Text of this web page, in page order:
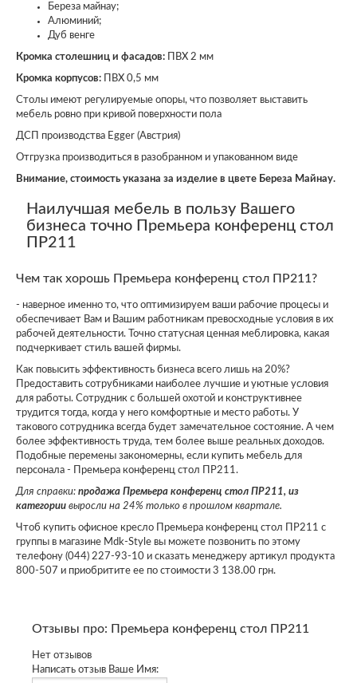
Береза майнау;
Алюминий;
Дуб венге
Кромка столешниц и фасадов: ПВХ 2 мм
Кромка корпусов: ПВХ 0,5 мм
Столы имеют регулируемые опоры, что позволяет выставить
мебель ровно при кривой поверхности пола
ДСП производства Egger (Австрия)
Отгрузка производиться в разобранном и упакованном виде
Внимание, стоимость указана за изделие в цвете Береза Майнау.
Наилучшая мебель в пользу Вашего
бизнеса точно Премьера конференц стол
ПР211
Чем так хорошь Премьера конференц стол ПР211?
- наверное именно то, что оптимизируем ваши рабочие процесы и
обеспечивает Вам и Вашим работникам превосходные условия в их
рабочей деятельности. Точно статусная ценная меблировка, какая
подчеркивает стиль вашей фирмы.
Как повысить эффективность бизнеса всего лишь на 20%?
Предоставить сотрубниками наиболее лучшие и уютные условия
для работы. Сотрудник с большей охотой и конструктивнее
трудится тогда, когда у него комфортные и место работы. У
такового сотрудника всегда будет замечательное состояние. А чем
более эффективность труда, тем более выше реальных доходов.
Подобные перемены закономерны, если купить мебель для
персонала - Премьера конференц стол ПР211.
Для справки: продажа Премьера конференц стол ПР211, из
категории выросли на 24% только в прошлом квартале.
Чтоб купить офисное кресло Премьера конференц стол ПР211 с
группы в магазине Mdk-Style вы можете позвонить по этому
телефону (044) 227-93-10 и сказать менеджеру артикул продукта
800-507 и приобритите ее по стоимости 3 138.00 грн.
Отзывы про: Премьера конференц стол ПР211
Нет отзывов
Написать отзыв Ваше Имя: